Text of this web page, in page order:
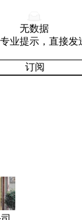
无数据
业提示，直接发
订阅